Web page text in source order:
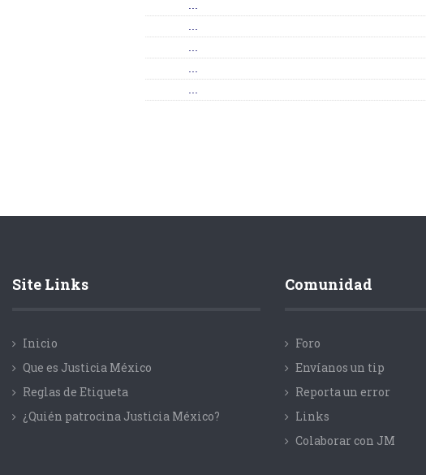
Site Links
Inicio
Que es Justicia México
Reglas de Etiqueta
¿Quién patrocina Justicia México?
Comunidad
Foro
Envíanos un tip
Reporta un error
Links
Colaborar con JM